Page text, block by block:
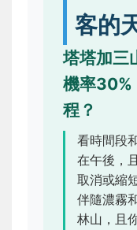
客的
塔塔加三
機率30%
程？
看時間段
在午後，
取消或縮
伴隨濃霧
林山，且